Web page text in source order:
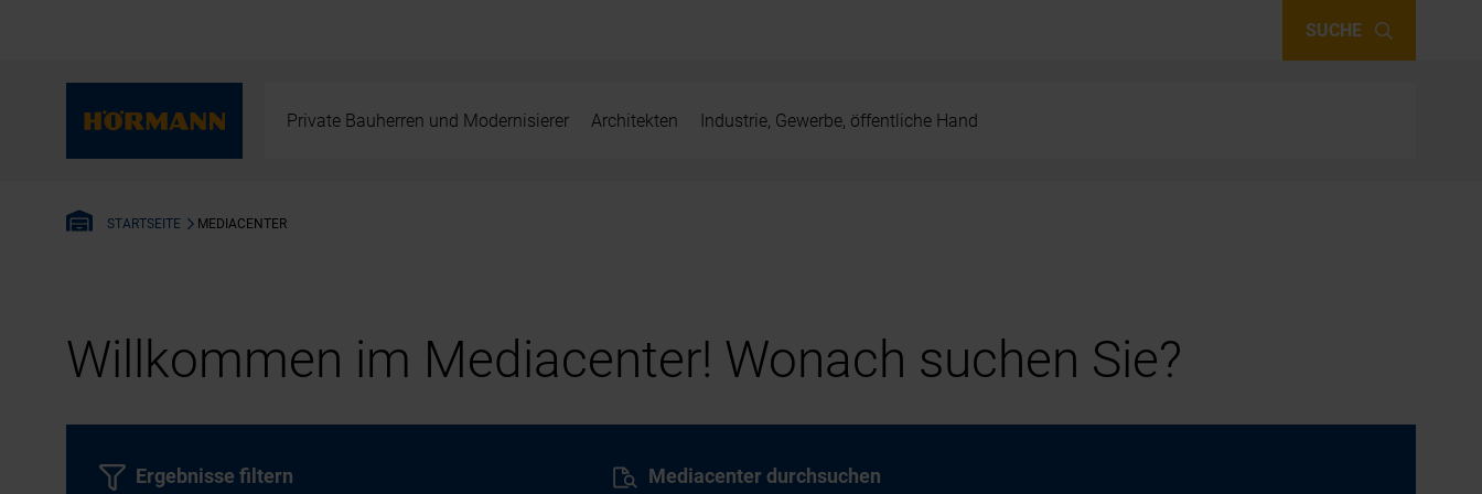
SUCHE
Private Bauherren und Modernisierer Architekten Industrie, Gewerbe, öffentliche Hand
STARTSEITE MEDIACENTER
Willkommen im Mediacenter! Wonach suchen Sie?
Mediacenter durchsuchen
Ergebnisse filtern